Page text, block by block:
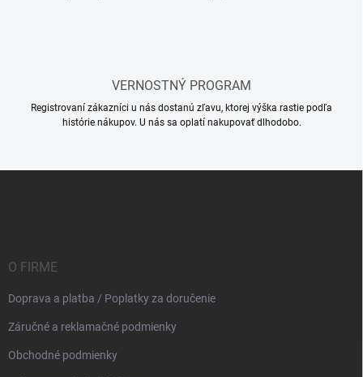
VERNOSTNÝ PROGRAM
Registrovaní zákazníci u nás dostanú zľavu, ktorej výška rastie podľa
histórie nákupov. U nás sa oplatí nakupovať dlhodobo.
O FIRME
Doprava a platba / Poplatky za doručenie
Záručné a reklamačné podmienky
Obchodné podmienky